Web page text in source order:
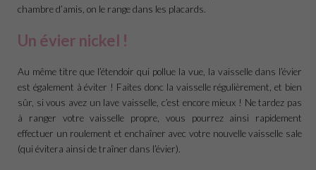
chambre d’amis, on le range dans les placards.
Un évier nickel !
Au même titre que l’étendoir qui pollue la vue, la vaisselle dans l’évier
est également à éviter ! Faites donc la vaisselle régulièrement, et bien
sûr, si vous avez un lave vaisselle, c’est encore mieux ! Ne tardez pas
à ranger votre vaisselle propre, vous pourrez ainsi rapidement
effectuer un roulement et enchaîner avec votre nouvelle vaisselle sale
(qui évitera ainsi de traîner dans l’évier).